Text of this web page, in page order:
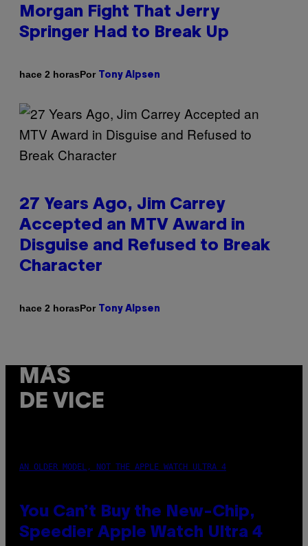
Morgan Fight That Jerry
Springer Had to Break Up
hace 2 horasPor Tony Alpsen
27 Years Ago, Jim Carrey
Accepted an MTV Award in
Disguise and Refused to Break
Character
hace 2 horasPor Tony Alpsen
MÁS
DE VICE
AN OLDER MODEL, NOT THE APPLE WATCH ULTRA 4
You Can’t Buy the New-Chip,
Speedier Apple Watch Ultra 4